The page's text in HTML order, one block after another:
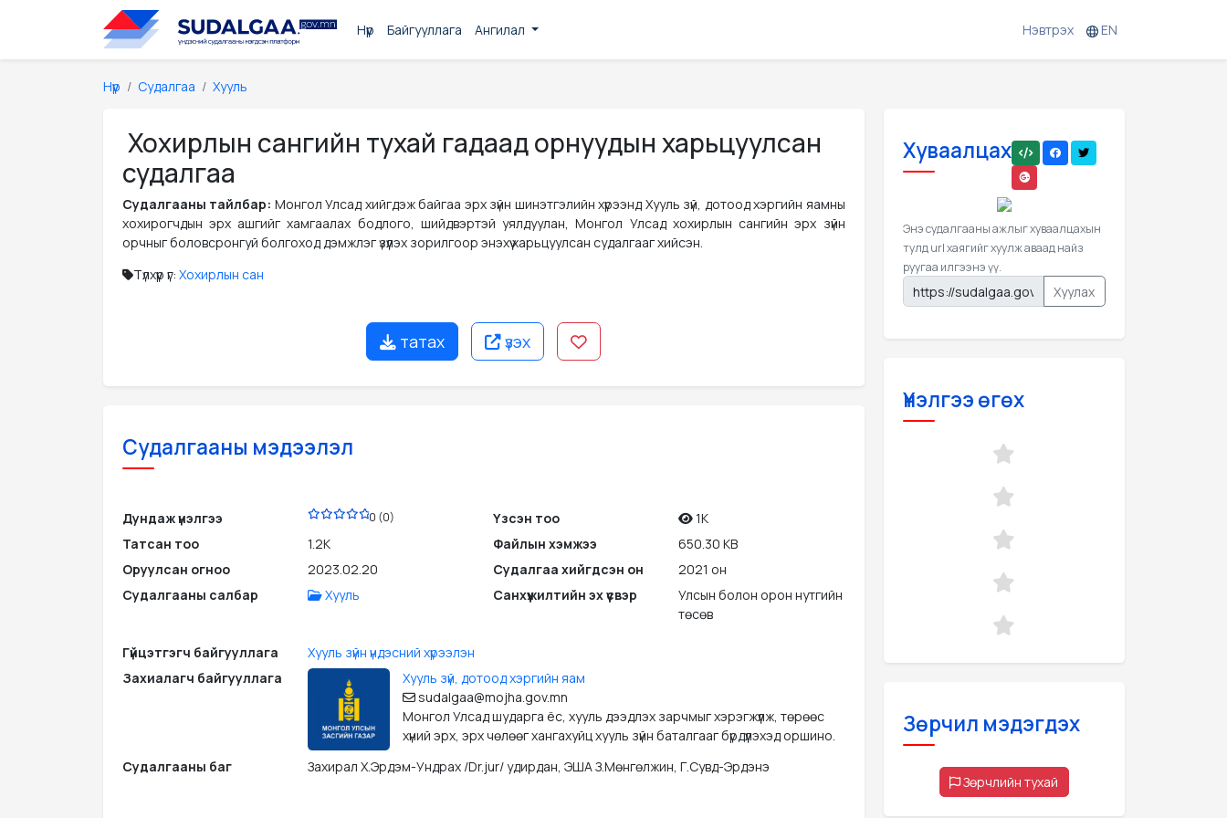
Нүүр Байгууллага Ангилал Нэвтрэх EN
Нүүр Судалгаа Хууль
Хохирлын сангийн тухай гадаад орнуудын харьцуулсан
судалгаа
Судалгааны тайлбар: Монгол Улсад хийгдэж байгаа эрх зүйн шинэтгэлийн хүрээнд Хууль зүй, дотоод хэргийн яамны
хохирогчдын эрх ашгийг хамгаалах бодлого, шийдвэртэй уялдуулан, Монгол Улсад хохирлын сангийн эрх зүйн
орчныг боловсронгуй болгоход дэмжлэг үзүүлэх зорилгоор энэхүү харьцуулсан судалгааг хийсэн.
Түлхүүр үг: Хохирлын сан
татах үзэх
Судалгааны мэдээлэл
Дундаж үнэлгээ 0 (0) Үзсэн тоо
1K
Татсан тоо
1.2K Файлын хэмжээ
650.30 KB
Оруулсан огноо
2023.02.20 Судалгаа хийгдсэн он
2021 он
Судалгааны салбар
Хууль Санхүүжилтийн эх үүсвэр
Улсын болон орон нутгийн
төсөв
Гүйцэтгэгч байгууллага
Хууль зүйн үндэсний хүрээлэн
Захиалагч байгууллага
Хууль зүй, дотоод хэргийн яам
sudalgaa@mojha.gov.mn
Монгол Улсад шударга ёс, хууль дээдлэх зарчмыг хэрэгжүүлж, төрөөс
хүний эрх, эрх чөлөөг хангахуйц хууль зүйн баталгааг бүрдүүлэхэд оршино.
Судалгааны баг
Захирал Х.Эрдэм-Ундрах /Dr.jur/ удирдан, ЭША З.Мөнгөлжин, Г.Сувд-Эрдэнэ
Хуваалцах
Энэ судалгааны ажлыг хуваалцахын
тулд url хаягийг хуулж аваад найз
руугаа илгээнэ үү.
Хуулах
Үнэлгээ өгөх
Зөрчил мэдэгдэх
Зөрчлийн тухай